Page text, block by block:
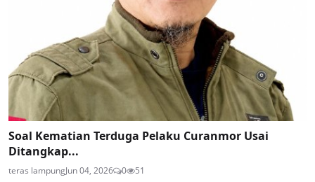
Soal Kematian Terduga Pelaku Curanmor Usai
Ditangkap...
teras lampungJun 04, 2026 0 51